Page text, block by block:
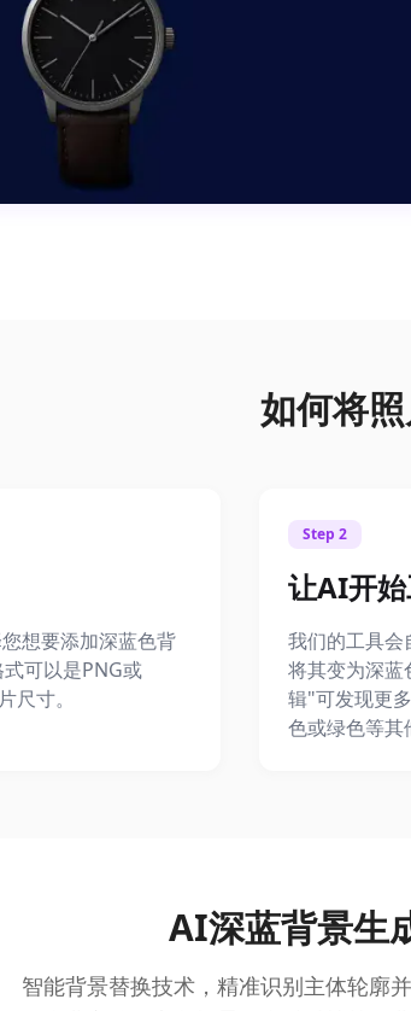
如何将
想要添加深蓝色背
可以是PNG或
尺寸。
Step 2
让AI开
我们的工具会
将其变为深
辑"可发现更
色或绿色等其
AI深蓝背景生
智能背景替换技术，精准识别主体轮廓